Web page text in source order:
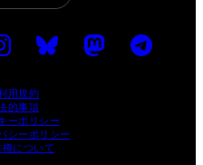
用規約
的事項
ーポリシー
シーポリシー
権について